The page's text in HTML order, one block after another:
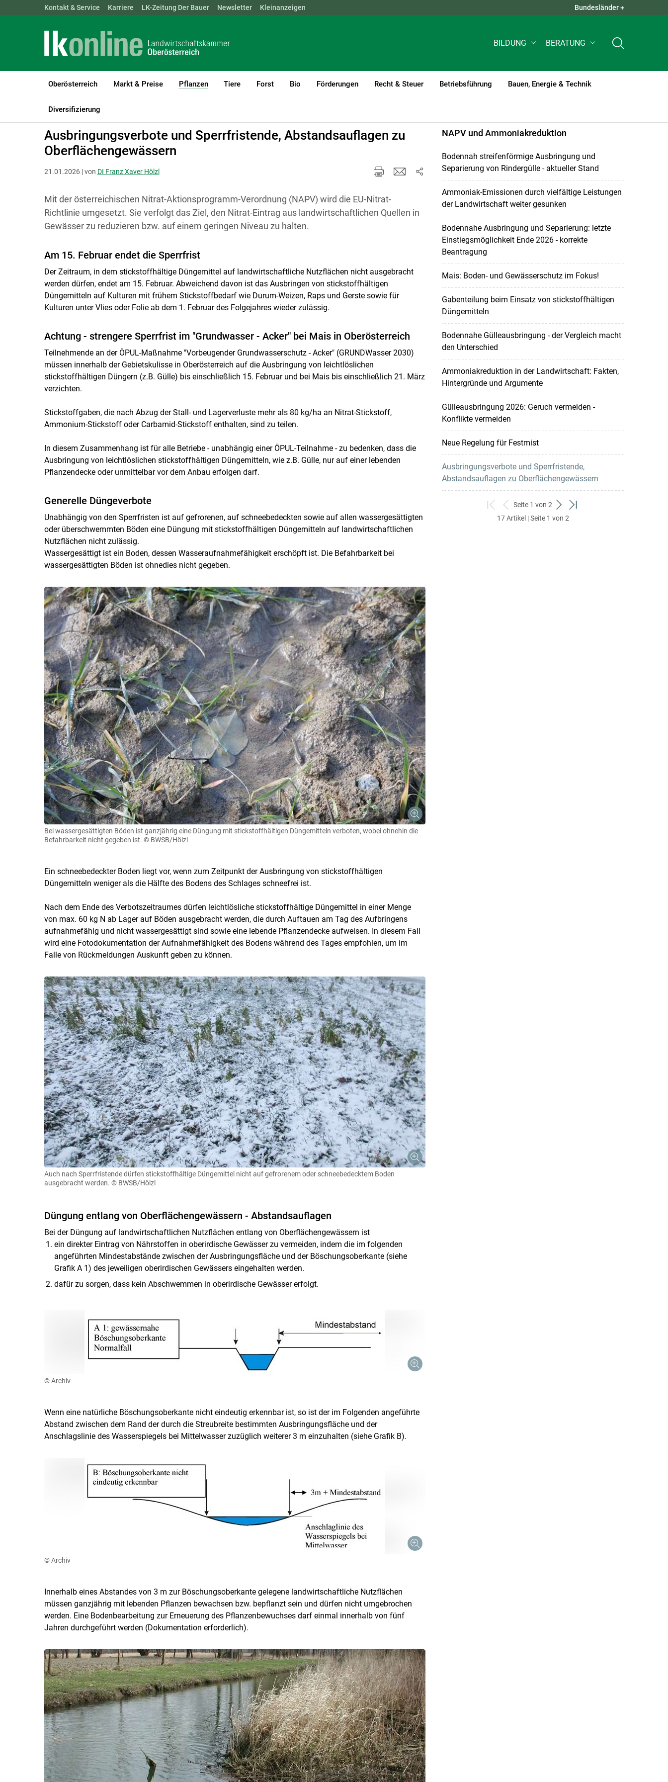
Landwirtschaftskammern: ÖSTERREICH BGLD KTN NÖ OÖ SBG STMK QUICK LINKS +
Kontakt & Service Karriere LK-Zeitung Der Bauer Newsletter Kleinanzeigen Bundesländer +
BILDUNG BERATUNG
Oberösterreich Markt & Preise Pflanzen
(current)1
Tiere Forst Bio Förderungen Recht & Steuer Betriebsführung Bauen, Energie & Technik
Diversifizierung
LK Oberösterreich Pflanzen
Ausbringungsverbote und Sperrfristende, Abstandsauflagen zu
Oberflächengewässern
21.01.2026 | von DI Franz Xaver Hölzl
Mit der österreichischen Nitrat-Aktionsprogramm-Verordnung (NAPV) wird die EU-Nitrat-
Richtlinie umgesetzt. Sie verfolgt das Ziel, den Nitrat-Eintrag aus landwirtschaftlichen Quellen in
Gewässer zu reduzieren bzw. auf einem geringen Niveau zu halten.
Am 15. Februar endet die Sperrfrist
Der Zeitraum, in dem stickstoffhältige Düngemittel auf landwirtschaftliche Nutzflächen nicht ausgebracht
werden dürfen, endet am 15. Februar. Abweichend davon ist das Ausbringen von stickstoffhältigen
Düngemitteln auf Kulturen mit frühem Stickstoffbedarf wie Durum-Weizen, Raps und Gerste sowie für
Kulturen unter Vlies oder Folie ab dem 1. Februar des Folgejahres wieder zulässig.
Achtung - strengere Sperrfrist im "Grundwasser - Acker" bei Mais in Oberösterreich
Teilnehmende an der ÖPUL-Maßnahme "Vorbeugender Grundwasserschutz - Acker" (GRUNDWasser 2030)
müssen innerhalb der Gebietskulisse in Oberösterreich auf die Ausbringung von leichtlöslichen
stickstoffhältigen Düngern (z.B. Gülle) bis einschließlich 15. Februar und bei Mais bis einschließlich 21. März
verzichten.
Stickstoffgaben, die nach Abzug der Stall- und Lagerverluste mehr als 80 kg/ha an Nitrat-Stickstoff,
Ammonium-Stickstoff oder Carbamid-Stickstoff enthalten, sind zu teilen.
In diesem Zusammenhang ist für alle Betriebe - unabhängig einer ÖPUL-Teilnahme - zu bedenken, dass die
Ausbringung von leichtlöslichen stickstoffhältigen Düngemitteln, wie z.B. Gülle, nur auf einer lebenden
Pflanzendecke oder unmittelbar vor dem Anbau erfolgen darf.
Generelle Düngeverbote
Unabhängig von den Sperrfristen ist auf gefrorenen, auf schneebedeckten sowie auf allen wassergesättigten
oder überschwemmten Böden eine Düngung mit stickstoffhältigen Düngemitteln auf landwirtschaftlichen
Nutzflächen nicht zulässig.
Wassergesättigt ist ein Boden, dessen Wasseraufnahmefähigkeit erschöpft ist. Die Befahrbarkeit bei
wassergesättigten Böden ist ohnedies nicht gegeben.
Bei wassergesättigten Böden ist ganzjährig eine Düngung mit stickstoffhältigen Düngemitteln verboten, wobei ohnehin die
Befahrbarkeit nicht gegeben ist. © BWSB/Hölzl
Ein schneebedeckter Boden liegt vor, wenn zum Zeitpunkt der Ausbringung von stickstoffhältigen
Düngemitteln weniger als die Hälfte des Bodens des Schlages schneefrei ist.
Nach dem Ende des Verbotszeitraumes dürfen leichtlösliche stickstoffhältige Düngemittel in einer Menge
von max. 60 kg N ab Lager auf Böden ausgebracht werden, die durch Auftauen am Tag des Aufbringens
aufnahmefähig und nicht wassergesättigt sind sowie eine lebende Pflanzendecke aufweisen. In diesem Fall
wird eine Fotodokumentation der Aufnahmefähigkeit des Bodens während des Tages empfohlen, um im
Falle von Rückmeldungen Auskunft geben zu können.
Auch nach Sperrfristende dürfen stickstoffhältige Düngemittel nicht auf gefrorenem oder schneebedecktem Boden
ausgebracht werden. © BWSB/Hölzl
Düngung entlang von Oberflächengewässern - Abstandsauflagen
Bei der Düngung auf landwirtschaftlichen Nutzflächen entlang von Oberflächengewässern ist
ein direkter Eintrag von Nährstoffen in oberirdische Gewässer zu vermeiden, indem die im folgenden
angeführten Mindestabstände zwischen der Ausbringungsfläche und der Böschungsoberkante (siehe
Grafik A 1) des jeweiligen oberirdischen Gewässers eingehalten werden.
dafür zu sorgen, dass kein Abschwemmen in oberirdische Gewässer erfolgt.
© Archiv
Wenn eine natürliche Böschungsoberkante nicht eindeutig erkennbar ist, so ist der im Folgenden angeführte
Abstand zwischen dem Rand der durch die Streubreite bestimmten Ausbringungsfläche und der
Anschlagslinie des Wasserspiegels bei Mittelwasser zuzüglich weiterer 3 m einzuhalten (siehe Grafik B).
© Archiv
Innerhalb eines Abstandes von 3 m zur Böschungsoberkante gelegene landwirtschaftliche Nutzflächen
müssen ganzjährig mit lebenden Pflanzen bewachsen bzw. bepflanzt sein und dürfen nicht umgebrochen
werden. Eine Bodenbearbeitung zur Erneuerung des Pflanzenbewuchses darf einmal innerhalb von fünf
Jahren durchgeführt werden (Dokumentation erforderlich).
NAPV und Ammoniakreduktion
Bodennah streifenförmige Ausbringung und
Separierung von Rindergülle - aktueller Stand
Ammoniak-Emissionen durch vielfältige Leistungen
der Landwirtschaft weiter gesunken
Bodennahe Ausbringung und Separierung: letzte
Einstiegsmöglichkeit Ende 2026 - korrekte
Beantragung
Mais: Boden- und Gewässerschutz im Fokus!
Gabenteilung beim Einsatz von stickstoffhältigen
Düngemitteln
Bodennahe Gülleausbringung - der Vergleich macht
den Unterschied
Ammoniakreduktion in der Landwirtschaft: Fakten,
Hintergründe und Argumente
Gülleausbringung 2026: Geruch vermeiden -
Konflikte vermeiden
Neue Regelung für Festmist
Ausbringungsverbote und Sperrfristende,
Abstandsauflagen zu Oberflächengewässern
zum
ersten
zurück
zum
Seite 1 von 2
weiter
zum
zum
17 Artikel | Seite 1 von 2